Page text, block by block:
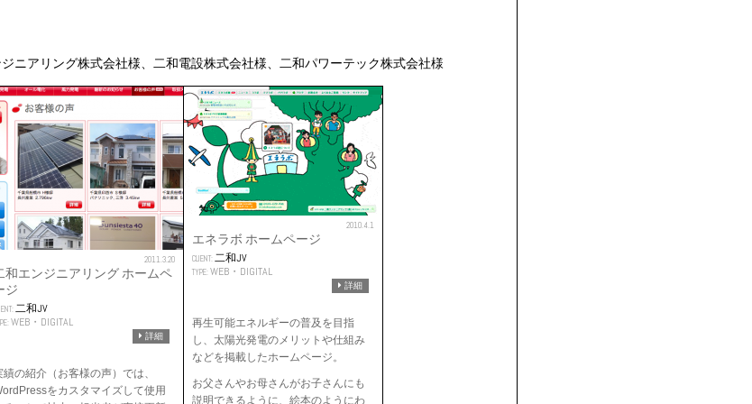
ニアリング株式会社様、二和電設株式会社様、二和パワーテック株式会社様
2011.3.20
和エンジニアリング ホームペ
ジ
二和JV
WEB・DIGITAL
詳細
績の紹介（お客様の声）では、
をカスタマイズして使用
2010.4.1
エネラボ ホームページ
CLIENT: 二和JV
TYPE: WEB・DIGITAL
詳細
再生可能エネルギーの普及を目指
し、太陽光発電のメリットや仕組み
などを掲載したホームページ。
お父さんやお母さんがお子さんにも
説明できるように、絵本のようにわ